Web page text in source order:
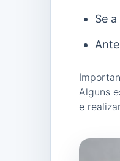
Se
Alguns
e